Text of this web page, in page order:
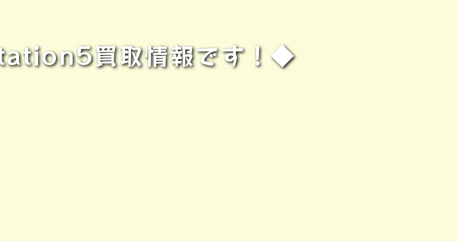
買取情報です！◆